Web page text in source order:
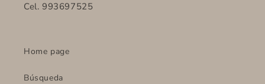
Cel. 993697525
Home page
Búsqueda